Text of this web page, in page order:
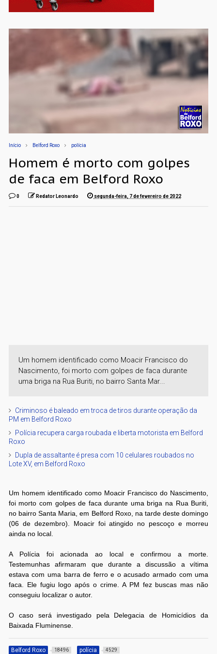
Início Belford Roxo polícia
Homem é morto com golpes
de faca em Belford Roxo
0 Redator Leonardo segunda-feira, 7 de fevereiro de 2022
Um homem identificado como Moacir Francisco do
Nascimento, foi morto com golpes de faca durante
uma briga na Rua Buriti, no bairro Santa Mar...
Criminoso é baleado em troca de tiros durante operação da
PM em Belford Roxo
Polícia recupera carga roubada e liberta motorista em Belford
Roxo
Dupla de assaltante é presa com 10 celulares roubados no
Lote XV, em Belford Roxo
Um homem identificado como Moacir Francisco do Nascimento,
foi morto com golpes de faca durante uma briga na Rua Buriti,
no bairro Santa Maria, em Belford Roxo, na tarde deste domingo
(06 de dezembro). Moacir foi atingido no pescoço e morreu
ainda no local.
A Polícia foi acionada ao local e confirmou a morte.
Testemunhas afirmaram que durante a discussão a vítima
estava com uma barra de ferro e o acusado armado com uma
faca. Ele fugiu logo após o crime. A PM fez buscas mas não
conseguiu localizar o autor.
O caso será investigado pela Delegacia de Homicídios da
Baixada Fluminense.
Belford Roxo 18496 polícia 4529